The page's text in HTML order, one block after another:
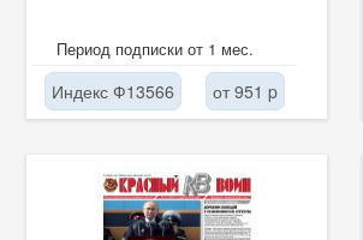
Период подписки от 1 мес.
Индекс Ф13566 от 951 p